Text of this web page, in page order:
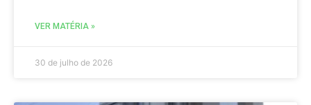
VER MATÉRIA »
30 de julho de 2026